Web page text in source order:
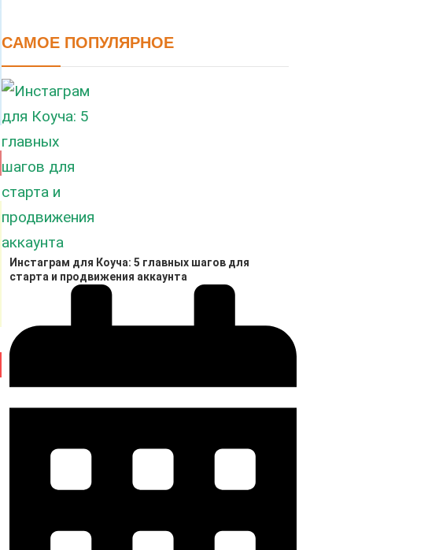
САМОЕ ПОПУЛЯРНОЕ
Инстаграм для Коуча: 5 главных шагов для
старта и продвижения аккаунта